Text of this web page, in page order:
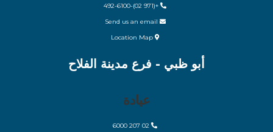
+(971 02)-492-6100
Location Map
أبو ظبي - فرع مدينة الفلاح
عيادة